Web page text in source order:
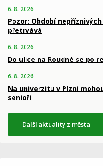
6. 8. 2026
Pozor: Období
přetrvává
6. 8. 2026
Do ulice na Roudné se po
6. 8. 2026
Na univerzitu v Plzni
senioři
Další aktuality z města